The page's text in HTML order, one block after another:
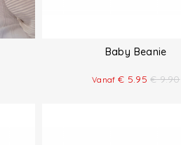
Baby Beanie
Vanaf € 5.95 € 9.90